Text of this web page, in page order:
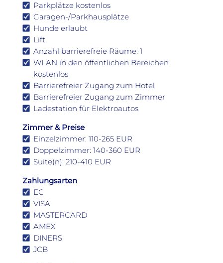
Parkplätze kostenlos
Garagen-/Parkhausplätze
Hunde erlaubt
Lift
Anzahl barrierefreie Räume: 1
WLAN in den öffentlichen Bereichen
kostenlos
Barrierefreier Zugang zum Hotel
Barrierefreier Zugang zum Zimmer
Ladestation für Elektroautos
Zimmer & Preise
Einzelzimmer: 110-265 EUR
Doppelzimmer: 140-360 EUR
Suite(n): 210-410 EUR
Zahlungsarten
EC
VISA
MASTERCARD
AMEX
DINERS
JCB